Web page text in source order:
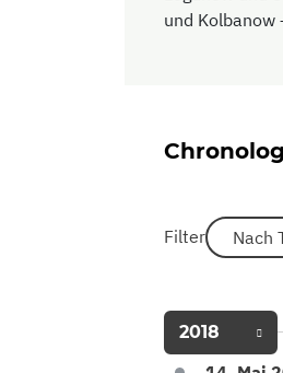
und
Filter Nach
2018